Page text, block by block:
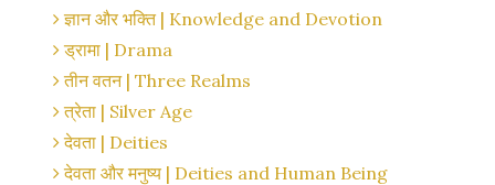
ज्ञान और भक्ति | Knowledge and Devotion
ड्रामा | Drama
तीन वतन | Three Realms
त्रेता | Silver Age
देवता | Deities
देवता और मनुष्य | Deities and Human Being